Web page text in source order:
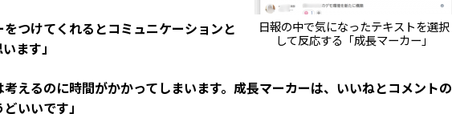
日報の中で気になったテキストを選択
して反応する「成長マーカー」
つけてくれるとコミュニケーションと
ます」
考えるのに時間がかかってしまいます。成長マーカーは、いいねとコメントの
いいです」